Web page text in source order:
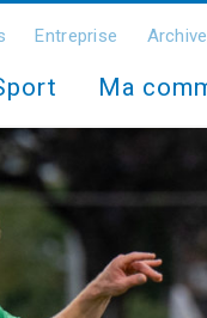
Entreprise
Ma